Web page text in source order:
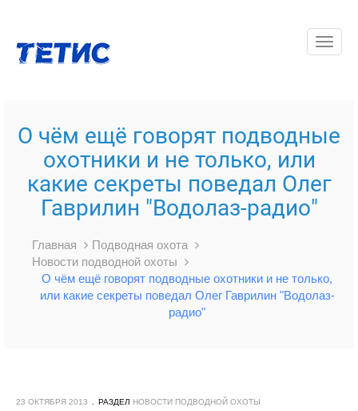
Toggle
О чём ещё говорят подводные
охотники и не только, или
какие секреты поведал Олег
Гаврилин "Водолаз-радио"
Главная
Подводная охота
Новости подводной охоты
О чём ещё говорят подводные охотники и не только,
или какие секреты поведал Олег Гаврилин "Водолаз-
радио"
23 ОКТЯБРЯ 2013 РАЗДЕЛ НОВОСТИ ПОДВОДНОЙ ОХОТЫ